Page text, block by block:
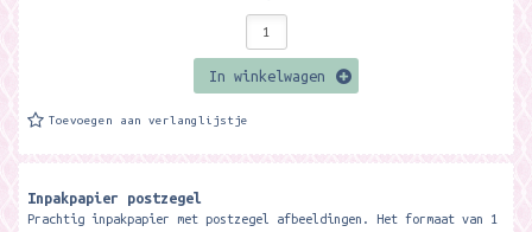
In winkelwagen
Toevoegen aan verlanglijstje
Inpakpapier postzegel
Prachtig inpakpapier met postzegel afbeeldingen. Het formaat van 1